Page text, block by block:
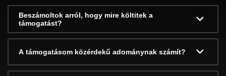
Beszámoltok arról, hogy mire költitek a
támogatást?
A támogatásom közérdekű adománynak számít?